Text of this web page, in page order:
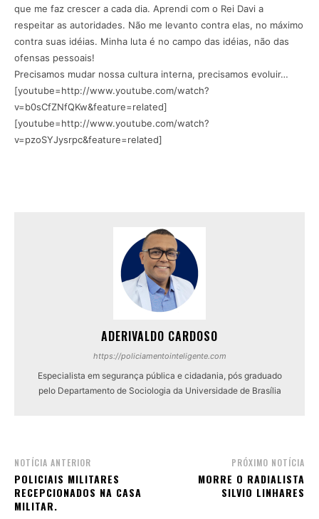
que me faz crescer a cada dia. Aprendi com o Rei Davi a
respeitar as autoridades. Não me levanto contra elas, no máximo
contra suas idéias. Minha luta é no campo das idéias, não das
ofensas pessoais!
Precisamos mudar nossa cultura interna, precisamos evoluir…
[youtube=http://www.youtube.com/watch?
v=b0sCfZNfQKw&feature=related]
[youtube=http://www.youtube.com/watch?
v=pzoSYJysrpc&feature=related]
ADERIVALDO CARDOSO
https://policiamentointeligente.com
Especialista em segurança pública e cidadania, pós graduado
pelo Departamento de Sociologia da Universidade de Brasília
NOTÍCIA ANTERIOR
POLICIAIS MILITARES
RECEPCIONADOS NA CASA
MILITAR.
PRÓXIMO NOTÍCIA
MORRE O RADIALISTA
SILVIO LINHARES